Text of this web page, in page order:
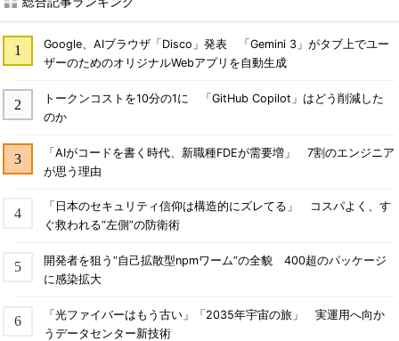
Google、AIブラウザ「Disco」発表 「Gemini 3」がタブ上でユー
ザーのためのオリジナルWebアプリを自動生成
トークンコストを10分の1に 「GitHub Copilot」はどう削減した
のか
「AIがコードを書く時代、新職種FDEが需要増」 7割のエンジニア
が思う理由
「日本のセキュリティ信仰は構造的にズレてる」 コスパよく、す
ぐ救われる“左側”の防衛術
開発者を狙う“自己拡散型npmワーム”の全貌 400超のパッケージ
に感染拡大
「光ファイバーはもう古い」「2035年宇宙の旅」 実運用へ向か
うデータセンター新技術